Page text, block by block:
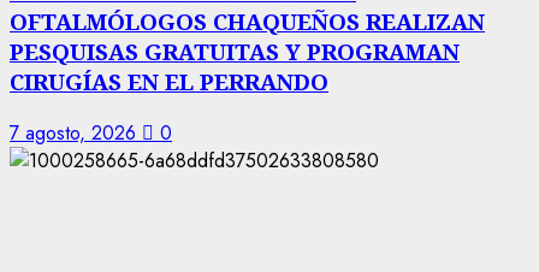
OFTALMÓLOGOS CHAQUEÑOS REALIZAN
PESQUISAS GRATUITAS Y PROGRAMAN
CIRUGÍAS EN EL PERRANDO
7 agosto, 2026 0